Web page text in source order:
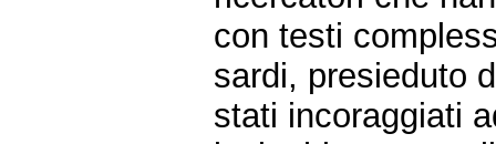
con testi
sardi, presieduto
stati incoraggiati